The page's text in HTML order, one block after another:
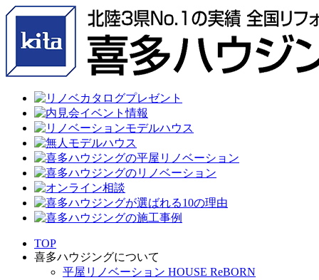
TOP
喜多ハウジングについて
平屋リノベーション HOUSE ReBORN